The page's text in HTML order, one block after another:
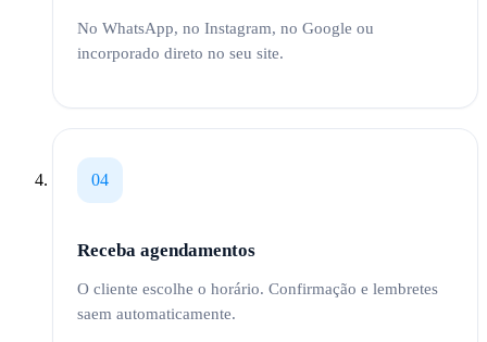
No WhatsApp, no Instagram, no Google ou
incorporado direto no seu site.
04
Receba agendamentos
O cliente escolhe o horário. Confirmação e lembretes
saem automaticamente.